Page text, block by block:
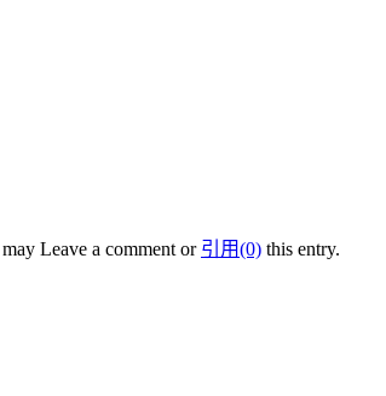
Leave a comment or 引用(0) this entry.